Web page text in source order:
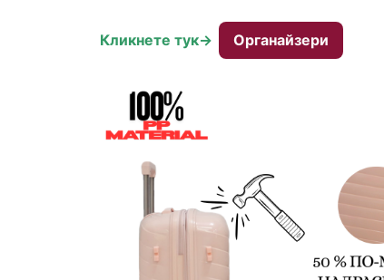
Кликнете тук-> Органайзери